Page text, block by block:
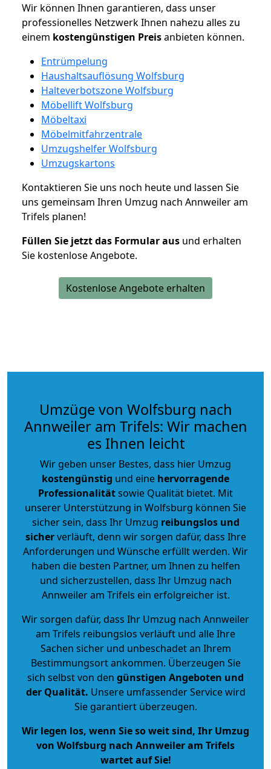
Wir können Ihnen garantieren, dass unser
professionelles Netzwerk Ihnen nahezu alles zu
einem kostengünstigen Preisanbieten können.
Entrümpelung
Haushaltsauflösung Wolfsburg
Halteverbotszone Wolfsburg
Möbellift Wolfsburg
Möbeltaxi
Möbelmitfahrzentrale
Umzugshelfer Wolfsburg
Umzugskartons
Kontaktieren Sie uns noch heute und lassen Sie
uns gemeinsam Ihren Umzug nach Annweiler am
Trifels planen!
Füllen Sie jetzt das Formular aus und erhalten
Sie kostenlose Angebote.
Kostenlose Angebote erhalten
Umzüge von Wolfsburg nach
Annweiler am Trifels: Wir machen
es Ihnen leicht
Wir geben unser Bestes, dass hier Umzug
kostengünstig und eine hervorragende
Professionalitätsowie Qualität bietet. Mit
unserer Unterstützung in Wolfsburg können Sie
sicher sein, dass Ihr Umzug reibungslos und
sicherverläuft, denn wir sorgen dafür, dass Ihre
Anforderungen und Wünsche erfüllt werden. Wir
haben die besten Partner, um Ihnen zu helfen
und sicherzustellen, dass Ihr Umzug nach
Annweiler am Trifels ein erfolgreicher ist.
Wir sorgen dafür, dass Ihr Umzug nach Annweiler
am Trifels reibungslos verläuft und alle Ihre
Sachen sicher und unbeschadet an Ihrem
Bestimmungsort ankommen. Überzeugen Sie
sich selbst von den günstigen Angeboten und
der Qualität. Unsere umfassender Service wird
Sie garantiert überzeugen.
Wir legen los, wenn Sie so weit sind, Ihr Umzug
von Wolfsburg nach Annweiler am Trifels
wartet auf Sie!